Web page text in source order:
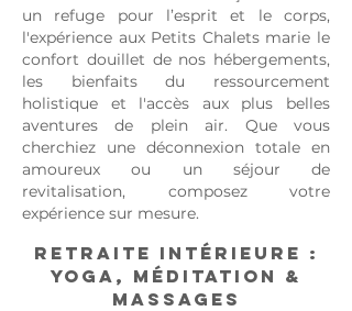
un refuge pour l’esprit et le corps,
l'expérience aux Petits Chalets marie le
confort douillet de nos hébergements,
les bienfaits du ressourcement
holistique et l'accès aux plus belles
aventures de plein air. Que vous
cherchiez une déconnexion totale en
amoureux ou un séjour de
revitalisation, composez votre
expérience sur mesure.
Retraite intérieure :
Yoga, Méditation &
Massages